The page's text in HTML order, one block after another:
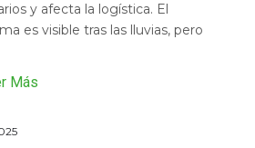
y afecta la logística. El
es visible tras las lluvias, pero
Más